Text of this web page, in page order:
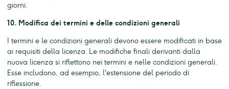
giorni.
10. Modifica dei termini e delle condizioni generali
I termini e le condizioni generali devono essere modificati in base
ai requisiti della licenza. Le modifiche finali derivanti dalla
nuova licenza si riflettono nei termini e nelle condizioni generali.
Esse includono, ad esempio, l'estensione del periodo di
riflessione.